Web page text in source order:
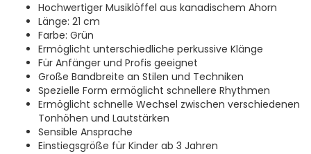
Hochwertiger Musiklöffel aus kanadischem Ahorn
Länge: 21 cm
Farbe: Grün
Ermöglicht unterschiedliche perkussive Klänge
Für Anfänger und Profis geeignet
Große Bandbreite an Stilen und Techniken
Spezielle Form ermöglicht schnellere Rhythmen
Ermöglicht schnelle Wechsel zwischen verschiedenen
Tonhöhen und Lautstärken
Sensible Ansprache
Einstiegsgröße für Kinder ab 3 Jahren